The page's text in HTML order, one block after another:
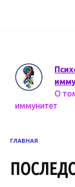
О
иммунитет
ГЛАВНАЯ